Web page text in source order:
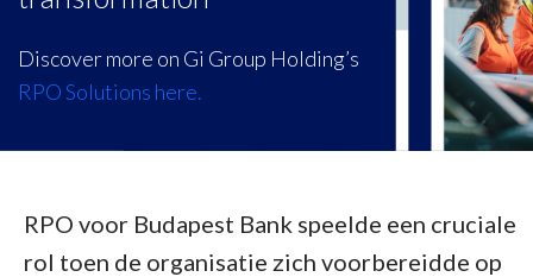
Discover more on Gi Group Holding’s
RPO Solutions here.
RPO voor Budapest Bank speelde een cruciale
rol toen de organisatie zich voorbereidde op